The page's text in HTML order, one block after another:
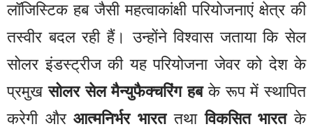
लॉजिस्टिक हब जैसी महत्वाकांक्षी परियोजनाएं क्षेत्र की
तस्वीर बदल रही हैं। उन्होंने विश्वास जताया कि सेल
सोलर इंडस्ट्रीज की यह परियोजना जेवर को देश के
प्रमुखसोलर सेल मैन्युफैक्चरिंग हबके रूप में स्थापित
करेगी औरआत्मनिर्भर भारततथाविकसित भारतके